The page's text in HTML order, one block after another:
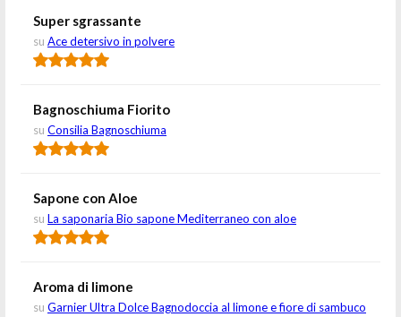
Super sgrassante
su Ace detersivo in polvere
Bagnoschiuma Fiorito
su Consilia Bagnoschiuma
Sapone con Aloe
su La saponaria Bio sapone Mediterraneo con aloe
Aroma di limone
su Garnier Ultra Dolce Bagnodoccia al limone e fiore di sambuco